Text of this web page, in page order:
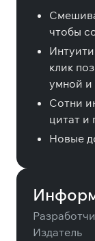
чтобы
клик
умной и
Сотни
цитат и
Новые
Издатель